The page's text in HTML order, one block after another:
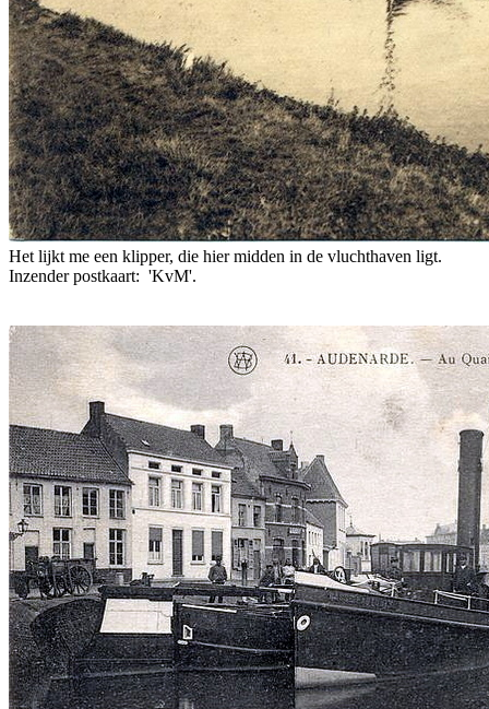
Het lijkt me een klipper, die hier midden in de vluchthaven ligt.
Inzender postkaart: 'KvM'.